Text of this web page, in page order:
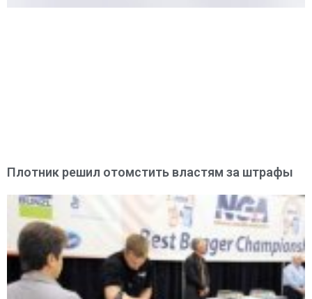
Плотник решил отомстить властям за штрафы